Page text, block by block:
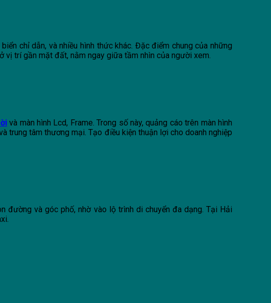
chỉ dẫn, và nhiều hình thức khác. Đặc điểm chung của những
trí gần mặt đất, nằm ngay giữa tầm nhìn của người xem.
và màn hình Lcd, Frame. Trong số này, quảng cáo trên màn hình
trung tâm thương mại. Tạo điều kiện thuận lợi cho doanh nghiệp
đường và góc phố, nhờ vào lộ trình di chuyển đa dạng. Tại Hải